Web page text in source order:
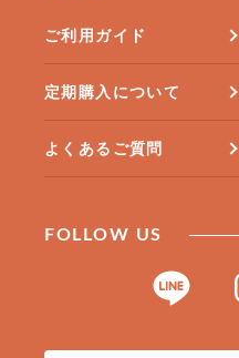
ご利用ガイド
定期購入について
よくあるご質問
FOLLOW US